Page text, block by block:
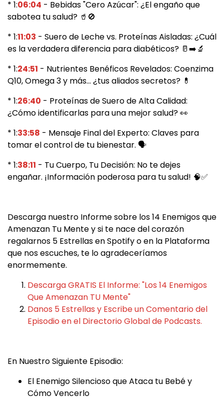
* 1:06:04 - Bebidas "Cero Azúcar": ¿El engaño que
sabotea tu salud? 🥤🚫
* 1:11:03 - Suero de Leche vs. Proteínas Aisladas: ¿Cuál
es la verdadera diferencia para diabéticos? 🥛➡️🔬
* 1:24:51 - Nutrientes Benéficos Revelados: Coenzima
Q10, Omega 3 y más... ¿tus aliados secretos? 💊
* 1:26:40 - Proteínas de Suero de Alta Calidad:
¿Cómo identificarlas para una mejor salud? 👀
* 1:33:58 - Mensaje Final del Experto: Claves para
tomar el control de tu bienestar. 🗣
* 1:38:11 - Tu Cuerpo, Tu Decisión: No te dejes
engañar. ¡Información poderosa para tu salud! 🧠✅
Descarga nuestro Informe sobre los 14 Enemigos que
Amenazan Tu Mente y si te nace del corazón
regalarnos 5 Estrellas en Spotify o en la Plataforma
que nos escuches, te lo agradeceríamos
enormemente.
Descarga GRATIS El Informe: "Los 14 Enemigos
Que Amenazan TU Mente"
Danos 5 Estrellas y Escribe un Comentario del
Episodio en el Directorio Global de Podcasts.
En Nuestro Siguiente Episodio:
El Enemigo Silencioso que Ataca tu Bebé y
Cómo Vencerlo